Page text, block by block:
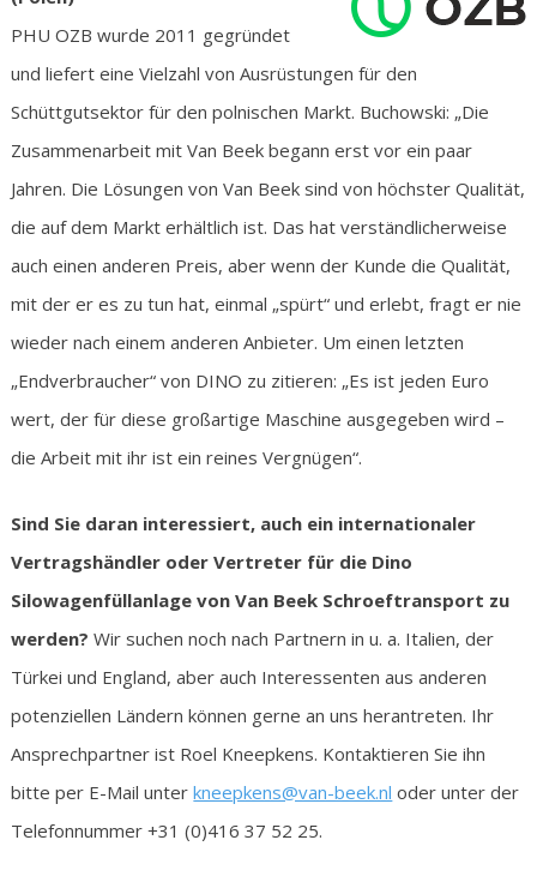
PHU OZB wurde 2011 gegründet
und liefert eine Vielzahl von Ausrüstungen für den
Schüttgutsektor für den polnischen Markt. Buchowski: „Die
Zusammenarbeit mit Van Beek begann erst vor ein paar
Jahren. Die Lösungen von Van Beek sind von höchster Qualität,
die auf dem Markt erhältlich ist. Das hat verständlicherweise
auch einen anderen Preis, aber wenn der Kunde die Qualität,
mit der er es zu tun hat, einmal „spürt“ und erlebt, fragt er nie
wieder nach einem anderen Anbieter. Um einen letzten
„Endverbraucher“ von DINO zu zitieren: „Es ist jeden Euro
wert, der für diese großartige Maschine ausgegeben wird –
die Arbeit mit ihr ist ein reines Vergnügen“.
Sind Sie daran interessiert, auch ein internationaler
Vertragshändler oder Vertreter für die Dino
Silowagenfüllanlage von Van Beek Schroeftransport zu
werden? Wir suchen noch nach Partnern in u. a. Italien, der
Türkei und England, aber auch Interessenten aus anderen
potenziellen Ländern können gerne an uns herantreten. Ihr
Ansprechpartner ist Roel Kneepkens. Kontaktieren Sie ihn
bitte per E-Mail unterkneepkens@van-beek.nl oder unter der
Telefonnummer +31 (0)416 37 52 25.